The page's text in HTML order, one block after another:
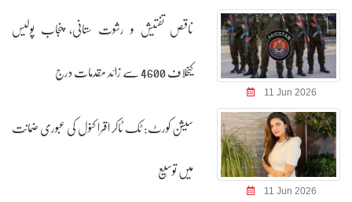
11 Jun 2026
ناقص تفتیش و رشوت ستانی، پنجاب پولیس
کیخلاف 4600 سے زائد مقدمات درج
11 Jun 2026
سیشن کورٹ: ٹک ٹاکر اقرا کنول کی عبوری ضمانت
میں توسیع